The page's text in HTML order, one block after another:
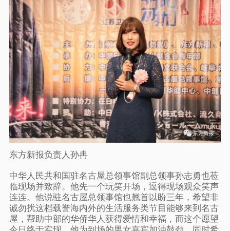
东方新报负责人孙冉
中华人民共和国驻名古屋总领事馆副总领事孙志勇也莅
临现场并致辞。他先一个玩笑开场，逗得现场观众笑声
连连。他说驻名古屋总领事馆也翘首以盼三年，希望非
诚勿扰这档载誉海内外的生活服务类节目能够来到名古
屋，帮助中部的华侨华人获得爱情和幸福，而这个愿望